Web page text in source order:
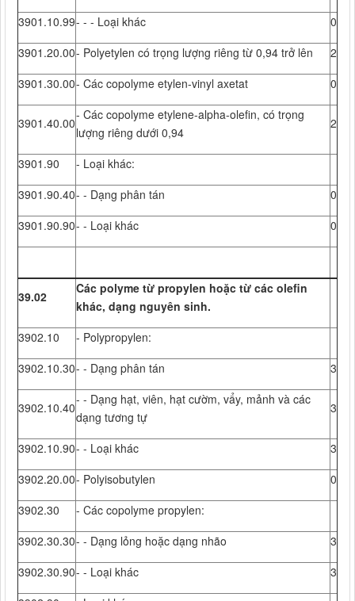
3901.10.99- - - Loại khác
0
3901.20.00- Polyetylen có trọng lượng riêng từ 0,94 trở lên
2
3901.30.00- Các copolyme etylen-vinyl axetat 0
3901.40.00
- Các copolyme etylene-alpha-olefin, có trọng
lượng riêng dưới 0,94
2
3901.90
- Loại khác:
3901.90.40- - Dạng phân tán
0
3901.90.90- - Loại khác 0
39.02
Các polyme từ propylen hoặc từ các olefin
khác, dạng nguyên sinh.
3902.10
- Polypropylen:
3902.10.30- - Dạng phân tán 3
3902.10.40
- - Dạng hạt, viên, hạt cườm, vẩy, mảnh và các
dạng tương tự
3
3902.10.90- - Loại khác
3
3902.20.00- Polyisobutylen
0
3902.30
- Các copolyme propylen:
3902.30.30- - Dạng lỏng hoặc dạng nhão
3
3902.30.90- - Loại khác
3